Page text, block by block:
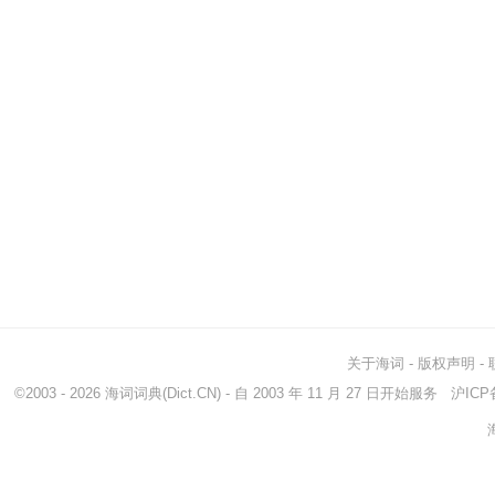
关于海词 - 版权声明 -
©2003 - 2026 海词词典(Dict.CN) - 自 2003 年 11 月 27 日开始服务 沪ICP